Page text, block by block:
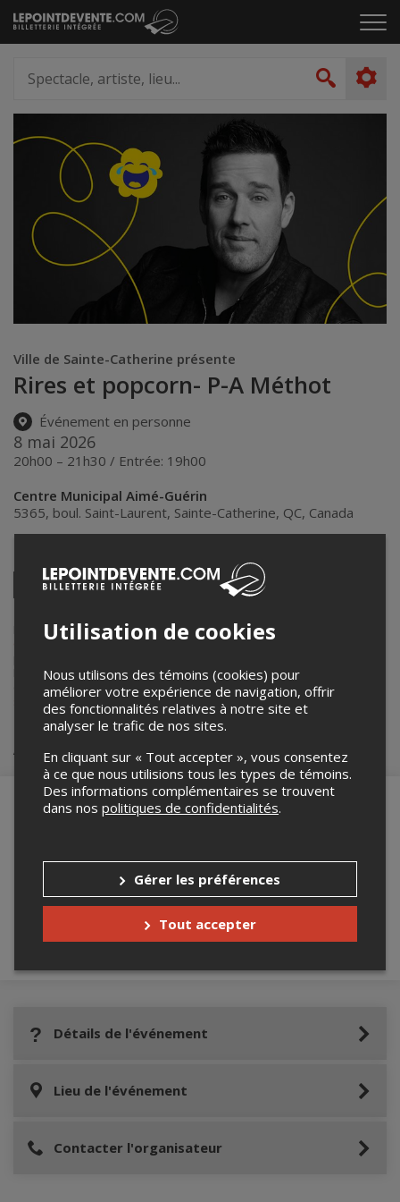
Passer
au
le
artiste,
lieu...
Ville de Sainte-Catherine présente
Rires et popcorn- P-A Méthot
Événement en personne
8 mai 2026
20h00 – 21h30 / Entrée: 19h00
Centre Municipal Aimé-Guérin
5365, boul. Saint-Laurent, Sainte-Catherine, QC, Canada
Twitter
courriel
Lepointdevente.com agit à titre de mandataire pour
Catherinedans le cadre de l’affichage en ligne et la vente de billets
Pour plus d’information à propos de cet événement, veuillez
contacter l’organisateur de l’événement, Ville de Sainte-Catherine
sports-culture@vdsc.ca.
Achat de billets
robot ci-bas.
Détails de l'événement
Lieu de l'événement
Contacter l'organisateur
Utilisation de cookies
Nous utilisons des témoins (cookies) pour
améliorer votre expérience de navigation, offrir
des fonctionnalités relatives à notre site et
analyser le trafic de nos sites.
En cliquant sur « Tout accepter », vous consentez
à ce que nous utilisions tous les types de témoins.
Des informations complémentaires se trouvent
dans nos politiques de confidentialités.
Gérer les préférences
Tout accepter